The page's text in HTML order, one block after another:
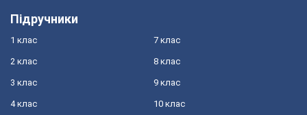
Підручники
1 клас
2 клас
3 клас
4 клас
7 клас
8 клас
9 клас
10 клас